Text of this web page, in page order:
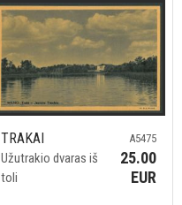
TRAKAI
Užutrakio dvaras iš
toli
A5475
25.00
EUR